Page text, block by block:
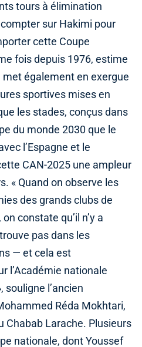
tours à élimination
sur Hakimi pour
cette Coupe
fois depuis 1976, estime
met également en exergue
sportives mises en
les stades, conçus dans
du monde 2030 que le
l’Espagne et le
CAN-2025 une ampleur
« Quand on observe les
des grands clubs de
constate qu’il n’y a
pas dans les
— et cela est
l’Académie nationale
souligne l’ancien
Réda Mokhtari,
Chabab Larache. Plusieurs
nationale, dont Youssef